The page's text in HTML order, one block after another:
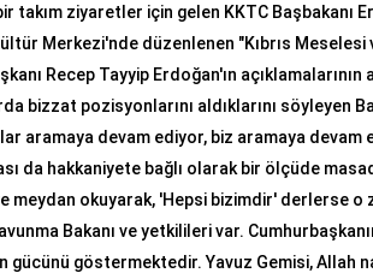
takım ziyaretler için gelen KKTC Başbakanı
Merkezi'nde düzenlenen "Kıbrıs
Recep Tayyip Erdoğan'ın
bizzat pozisyonlarını aldıklarını söyleyen
aramaya devam ediyor, biz aramaya
da hakkaniyete bağlı olarak bir ölçüde
meydan okuyarak, 'Hepsi bizimdir' derlerse
Bakanı ve yetkilileri var.
gücünü göstermektedir. Yavuz Gemisi, Allah